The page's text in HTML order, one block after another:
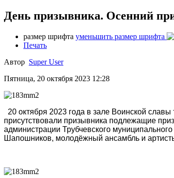
День призывника. Осенний
размер шрифта уменьшить размер шрифта
Печать
Автор Super User
Пятница, 20 октября 2023 12:28
20 октября 2023 года в зале Воинской
присутствовали призывника подлежащие
администрации Трубчевского
Шапошников, молодёжный ансамбль и